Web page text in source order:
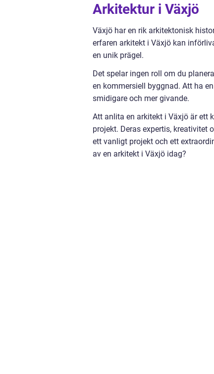
Arkitektur i Växjö
Växjö har en rik arkitektonisk
erfaren arkitekt i Växjö kan
en unik prägel.
Det spelar ingen roll om du
en kommersiell byggnad. Att ha
smidigare och mer givande.
Att anlita en arkitekt i Växjö är ett
projekt. Deras expertis,
ett vanligt projekt och ett
av en arkitekt i Växjö idag?